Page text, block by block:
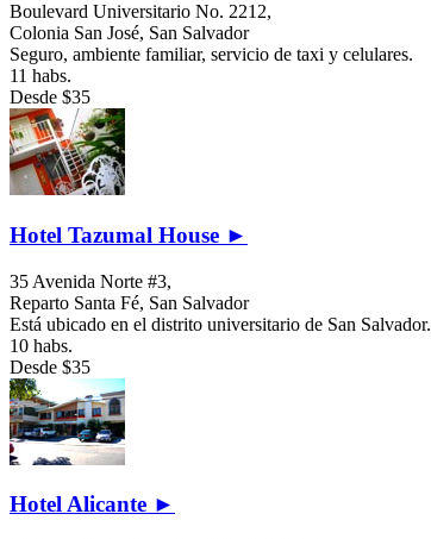
Boulevard Universitario No. 2212,
Colonia San José, San Salvador
Seguro, ambiente familiar, servicio de taxi y celulares.
11 habs.
Desde $35
Hotel Tazumal House ►
35 Avenida Norte #3,
Reparto Santa Fé, San Salvador
Está ubicado en el distrito universitario de San Salvador.
10 habs.
Desde $35
Hotel Alicante ►